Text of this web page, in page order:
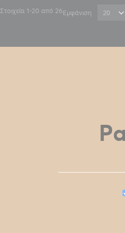
Στοιχεία 1-20 από 26Εμφάνιση